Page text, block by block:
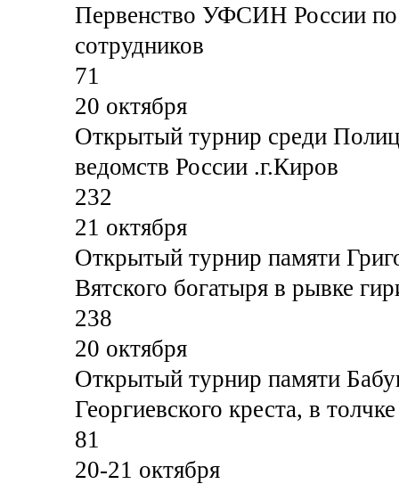
Первенство УФСИН России по
сотрудников
71
20 октября
Открытый турнир среди
ведомств России .г.Киров
232
21 октября
Открытый турнир памяти
Вятского богатыря в рывке
238
20 октября
Открытый турнир памяти
Георгиевского креста, в
81
20-21 октября